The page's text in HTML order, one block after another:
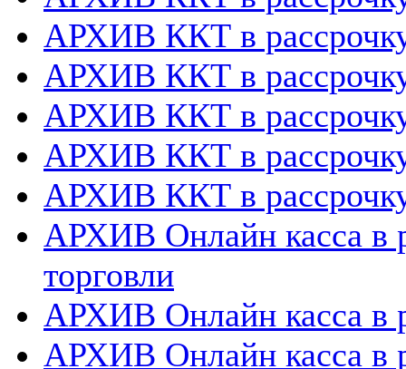
АРХИВ ККТ в
АРХИВ ККТ в
АРХИВ ККТ в
АРХИВ ККТ в
АРХИВ ККТ в
АРХИВ Онлайн касса в
торговли
АРХИВ Онлайн касса в
АРХИВ Онлайн касса в